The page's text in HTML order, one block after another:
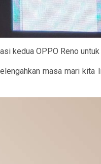
kedua OPPO Reno untuk
masa mari